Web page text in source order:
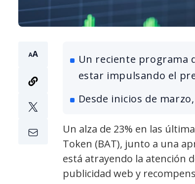
Un reciente programa
estar impulsando el
Desde inicios de
Un alza de 23% en las
Token (BAT), junto a una
está atrayendo la atención
publicidad web y